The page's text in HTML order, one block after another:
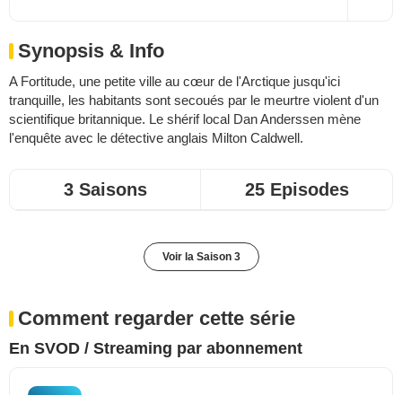
Synopsis & Info
A Fortitude, une petite ville au cœur de l'Arctique jusqu'ici
tranquille, les habitants sont secoués par le meurtre violent d'un
scientifique britannique. Le shérif local Dan Anderssen mène
l'enquête avec le détective anglais Milton Caldwell.
3 Saisons 25 Episodes
Voir la Saison 3
Comment regarder cette série
En SVOD / Streaming par abonnement